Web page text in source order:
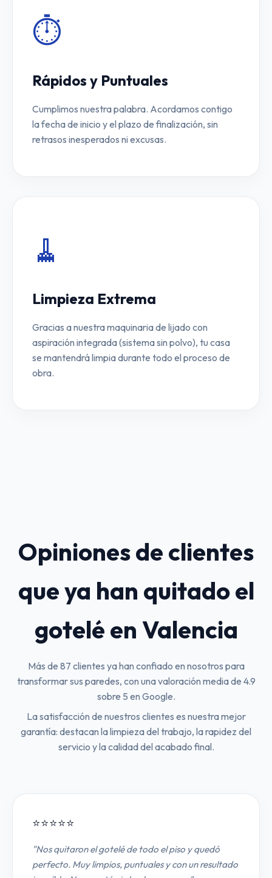
⏱️
Rápidos y Puntuales
Cumplimos nuestra palabra. Acordamos contigo
la fecha de inicio y el plazo de finalización, sin
retrasos inesperados ni excusas.
🧹
Limpieza Extrema
Gracias a nuestra maquinaria de lijado con
aspiración integrada (sistema sin polvo), tu casa
se mantendrá limpia durante todo el proceso de
obra.
Opiniones de clientes
que ya han quitado el
gotelé en Valencia
Más de 87 clientes ya han confiado en nosotros para
transformar sus paredes, con una valoración media de 4.9
sobre 5 en Google.
La satisfacción de nuestros clientes es nuestra mejor
garantía: destacan la limpieza del trabajo, la rapidez del
servicio y la calidad del acabado final.
⭐⭐⭐⭐⭐
"Nos quitaron el gotelé de todo el piso y quedó
perfecto. Muy limpios, puntuales y con un resultado